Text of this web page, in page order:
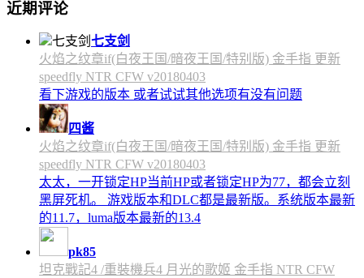
近期评论
七支剑
火焰之纹章if(白夜王国/暗夜王国/特别版) 金手指 更新
speedfly NTR CFW v20180403
看下游戏的版本 或者试试其他选项有没有问题
四酱
火焰之纹章if(白夜王国/暗夜王国/特别版) 金手指 更新
speedfly NTR CFW v20180403
太太，一开锁定HP当前HP或者锁定HP为77，都会立刻
黑屏死机。 游戏版本和DLC都是最新版。系统版本最新
的11.7，luma版本最新的13.4
pk85
坦克戰記4 /重裝機兵4 月光的歌姬 金手指 NTR CFW